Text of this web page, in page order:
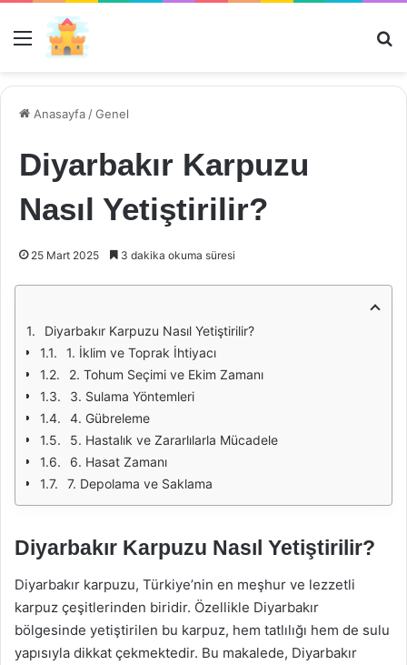
Menü
Anasayfa /Genel
Diyarbakır Karpuzu
Nasıl Yetiştirilir?
25 Mart 2025 3 dakika okuma süresi
Diyarbakır Karpuzu Nasıl Yetiştirilir?
1. İklim ve Toprak İhtiyacı
2. Tohum Seçimi ve Ekim Zamanı
3. Sulama Yöntemleri
4. Gübreleme
5. Hastalık ve Zararlılarla Mücadele
6. Hasat Zamanı
7. Depolama ve Saklama
Diyarbakır Karpuzu Nasıl Yetiştirilir?
Diyarbakır karpuzu, Türkiye’nin en meşhur ve lezzetli
karpuz çeşitlerinden biridir. Özellikle Diyarbakır
bölgesinde yetiştirilen bu karpuz, hem tatlılığı hem de sulu
yapısıyla dikkat çekmektedir. Bu makalede, Diyarbakır